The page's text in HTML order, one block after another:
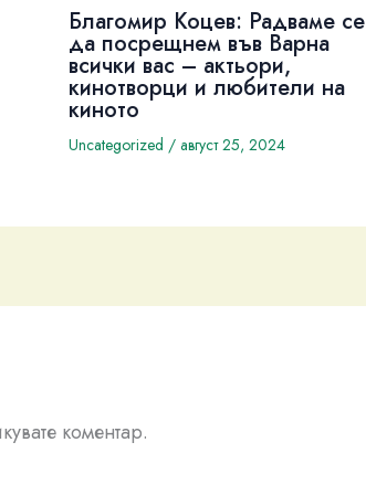
Благомир Коцев: Радваме се
да посрещнем във Варна
всички вас – актьори,
кинотворци и любители на
киното
Uncategorized / август 25, 2024
коментар.